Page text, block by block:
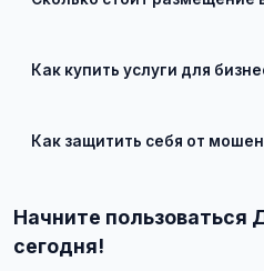
заполните форму и
привлечения большего
платное продвижение всего
Как купить услуги для
продавцом по телефону или в
встрече и совершите сделку.
Как защитить себя от
незнакомцам.
Начните пользоваться
сегодня!